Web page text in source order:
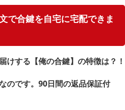
で合鍵を自宅に宅配できま
けする【俺の合鍵】の特徴は？！
です。90日間の返品保証付